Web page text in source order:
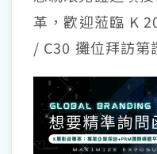
革，歡迎蒞臨 K
/ C30 攤位拜訪